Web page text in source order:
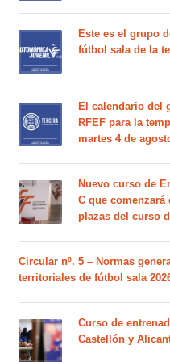
Este es el grupo
fútbol sala de la
El calendario del
RFEF para la
martes 4 de
Nuevo curso de
C que comenzará
plazas del curso
Circular nº. 5 – Normas
territoriales de fútbol sala
Curso de
Castellón y